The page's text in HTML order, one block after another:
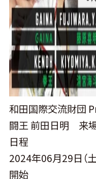
公
式
サ
イ
ト
和田国際交流財団
闘王 前田日明 来
日程
2024年06月29日（土
開始